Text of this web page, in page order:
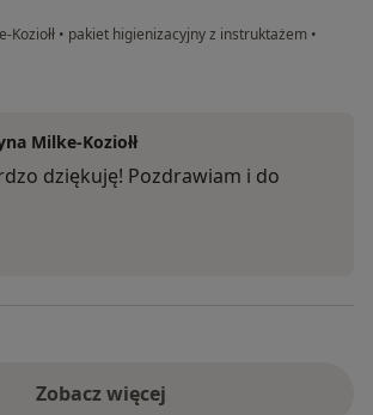
• pakiet higienizacyjny z instruktażem •
Milke-Koziołł
dziękuję! Pozdrawiam i do
Zobacz więcej